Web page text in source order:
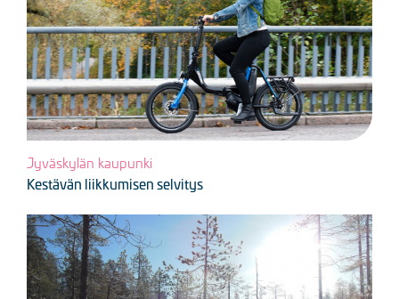
Jyväskylän kaupunki
Kestävän liikkumisen selvitys
Kuva